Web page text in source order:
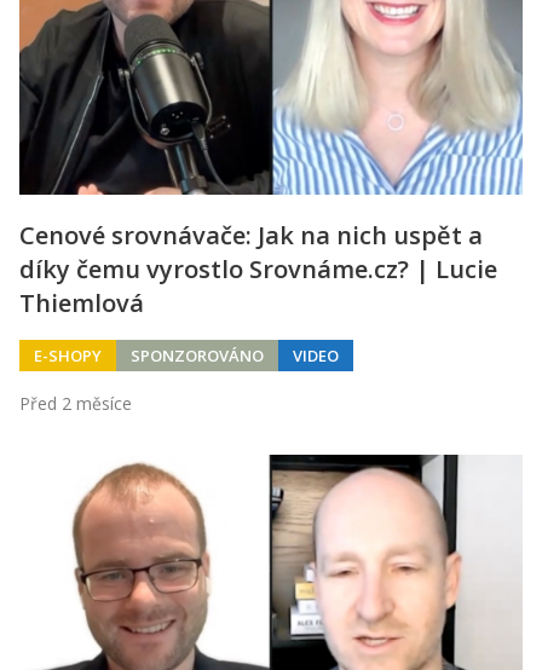
Cenové srovnávače: Jak na nich uspět a
díky čemu vyrostlo Srovnáme.cz? | Lucie
Thiemlová
E-SHOPY SPONZOROVÁNO VIDEO
Před 2 měsíce